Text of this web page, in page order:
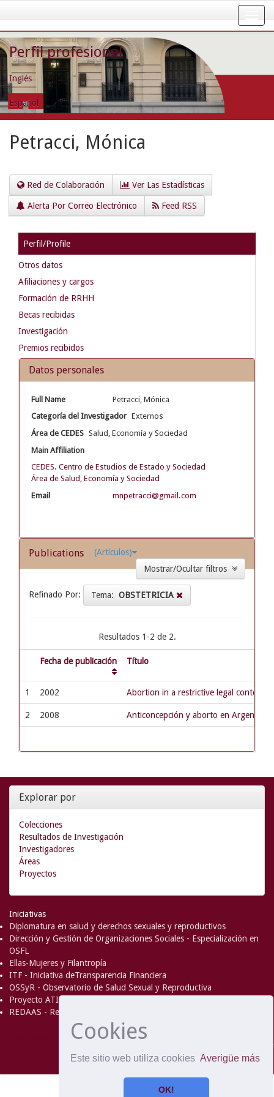
Cookies
Este sitio web utiliza cookies Averigüe más
OK!
navigation
Perfil profesional
Inglés
Español
Petracci, Mónica
Red de Colaboración Ver Las Estadísticas
Alerta Por Correo Electrónico Feed RSS
Perfil/Profile
Otros datos
Afiliaciones y cargos
Formación de RRHH
Becas recibidas
Investigación
Premios recibidos
Datos personales
Full Name
Petracci, Mónica
Categoría del Investigador Externos
Área de CEDES Salud, Economía y Sociedad
Main Affiliation
CEDES. Centro de Estudios de Estado y Sociedad
Área de Salud, Economía y Sociedad
Email
mnpetracci@gmail.com
Publications
(Artículos)
Refinado Por: Tema: OBSTETRICIA
Resultados 1-2 de 2.
Fecha de publicación Título
1 2002 Abortion in a restrictive legal context:
2 2008 Anticoncepción y aborto en
Explorar por
Colecciones
Resultados de Investigación
Investigadores
Áreas
Proyectos
Iniciativas
Diplomatura en salud y derechos sexuales y reproductivos
Dirección y Gestión de Organizaciones Sociales - Especialización en
OSFL
Ellas-Mujeres y Filantropía
ITF - Iniciativa deTransparencia Financiera
OSSyR - Observatorio de Salud Sexual y Reproductiva
Proyecto ATICA
REDAAS - Red de Acceso al Aborto Seguro
DSpace Software
- Extensión mantenida y
optimizado por